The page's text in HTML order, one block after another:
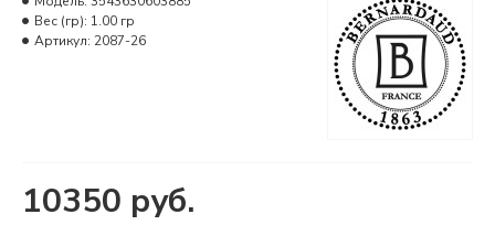
10350 руб.
Вес (гр): 1.00 гр
Артикул: 2087-26